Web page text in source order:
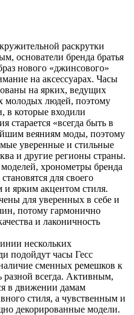
раскрутки
основатели бренда братья
нового «джинсового»
на аксессуарах. Часы
на ярких, ведущих
молодых людей, поэтому
в которые входили
старается «всегда быть в
веяниям моды, поэтому
уверенные и стильные
и другие регионы страны.
хронометры бренда
для своего
ярким акцентом стиля.
для уверенных в себе и
потому гармонично
и лаконичность
нескольких
подойдут часы Гесс
сменных ремешков к
разной всегда. Активным,
в движении дамам
стиля, а чувственным и
декорированные модели.